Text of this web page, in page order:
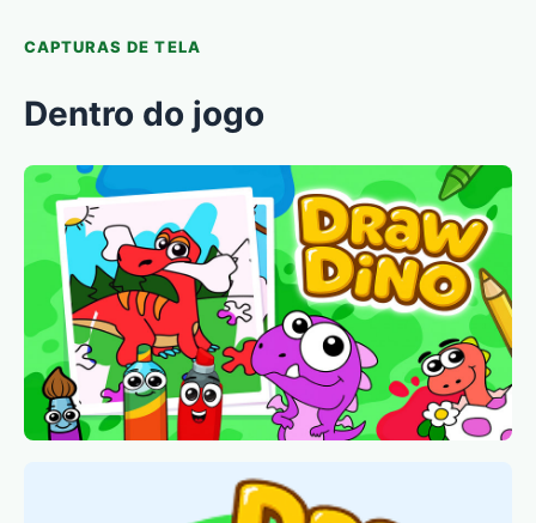
CAPTURAS DE TELA
Dentro do jogo